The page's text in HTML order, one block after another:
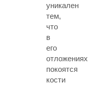
уникален
тем,
что
в
его
отложениях
покоятся
кости